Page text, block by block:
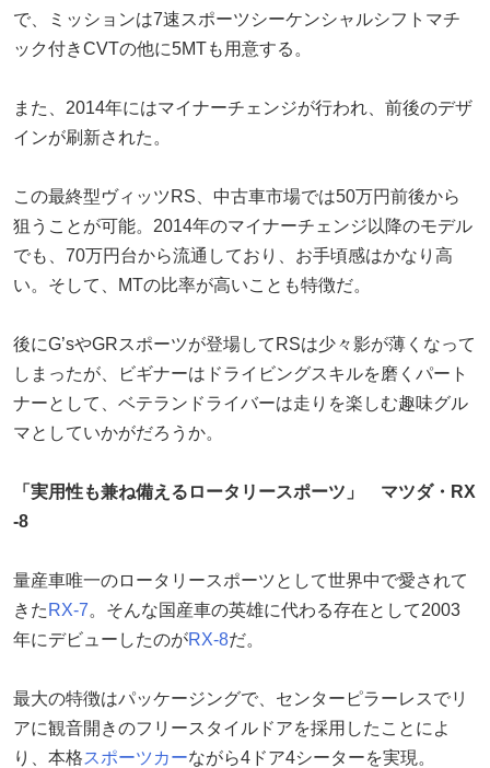
で、ミッションは7速スポーツシーケンシャルシフトマチ
ック付きCVTの他に5MTも用意する。
また、2014年にはマイナーチェンジが行われ、前後のデザ
インが刷新された。
この最終型ヴィッツRS、中古車市場では50万円前後から
狙うことが可能。2014年のマイナーチェンジ以降のモデル
でも、70万円台から流通しており、お手頃感はかなり高
い。そして、MTの比率が高いことも特徴だ。
後にG’sやGRスポーツが登場してRSは少々影が薄くなって
しまったが、ビギナーはドライビングスキルを磨くパート
ナーとして、ベテランドライバーは走りを楽しむ趣味グル
マとしていかがだろうか。
「実用性も兼ね備えるロータリースポーツ」 マツダ・RX
-8
量産車唯一のロータリースポーツとして世界中で愛されて
きた RX-7。そんな国産車の英雄に代わる存在として2003
年にデビューしたのがRX-8だ。
最大の特徴はパッケージングで、センターピラーレスでリ
アに観音開きのフリースタイルドアを採用したことによ
り、本格スポーツカーながら4ドア4シーターを実現。